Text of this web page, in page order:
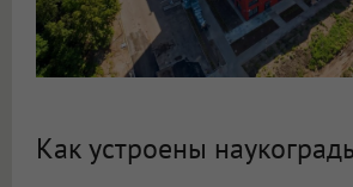
Как устроены